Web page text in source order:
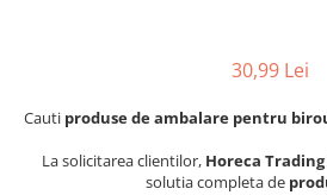
30,99 Lei
Cautiproduse de ambalare pentru
La solicitarea clientilor, Horeca
solutia completa de